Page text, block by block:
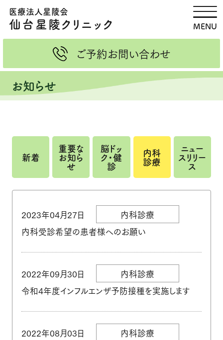
医療法人星陵会
仙台星陵クリニック MENU
脳ドック・健診
新着情報
当院ドックの特徴
健診のご案内
求
内科診療のご案内
内科診療（外来担当スケジュー
ル）
健康管理外来
禁煙外来
施設紹介
院長・医師の紹介
画像検査 MRI・CT
MRI検査
CT検査
紹介状をお持ちの方へ
医療関係者の皆さまへ
造影剤・造影検査の説明
ご予約から結果お渡しまでの流
れ
星陵クリニックグループ
ご予約お問い合わせ
お知らせ
新着
重要な
お知ら
せ
脳ドッ
ク・健
診
内科
診療
ニュー
スリリー
ス
2023年04月27日
内科診療
内科受診希望の患者様へのお願い
2022年09月30日
内科診療
令和4年度インフルエンザ予防接種を実施します
2022年08月03日
内科診療